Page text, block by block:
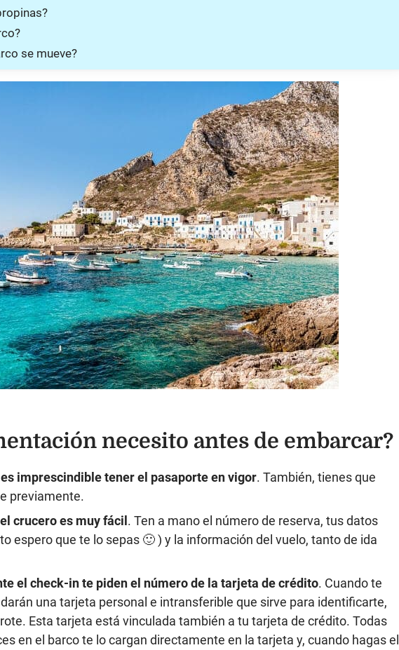
se mueve?
necesito antes de embarcar?
es imprescindible tener el pasaporte en vigor. También, tienes que
previamente.
crucero es muy fácil. Ten a mano el número de reserva, tus datos
espero que te lo sepas 🙂 ) y la información del vuelo, tanto de ida
el check-in te piden el número de la tarjeta de crédito. Cuando te
una tarjeta personal e intransferible que sirve para identificarte,
Esta tarjeta está vinculada también a tu tarjeta de crédito. Todas
en el barco te lo cargan directamente en la tarjeta y, cuando hagas el